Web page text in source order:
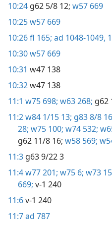
10:24 g62 5/8 12; w57 669
10:25w57 669
10:26fl 165; ad 1048-1049,
10:30w57 669
10:31 w47 138
10:32w47 138
11:1 w75 698; w63 268; g62
11:2w84 1/15 13; g83 8/8
28; w75 100; w74 532;
g62 11/8 16; w58 569;
11:3 g63 9/22 3
11:4w77 201; w75 6; w73
669; v-1 240
11:6v-1 240
11:7ad 787